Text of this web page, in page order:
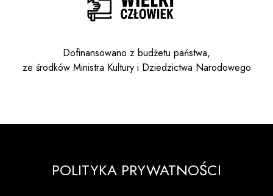
Dofinansowano z budżetu państwa,
ze środków Ministra Kultury i Dziedzictwa Narodowego
POLITYKA PRYWATNOŚCI